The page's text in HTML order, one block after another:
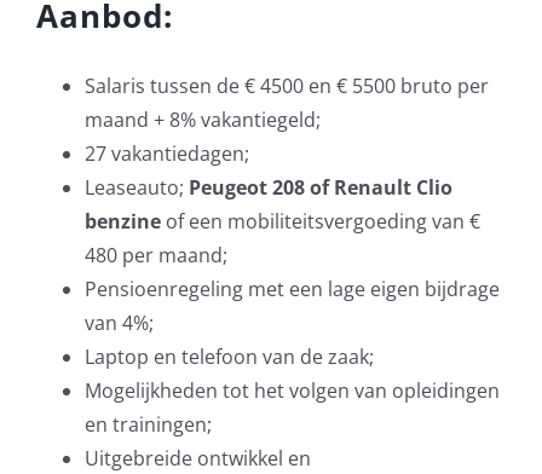
Aanbod:
Salaris tussen de € 4500 en € 5500 bruto per
maand + 8% vakantiegeld;
27 vakantiedagen;
Leaseauto; Peugeot 208 of Renault Clio
benzine of een mobiliteitsvergoeding van €
480 per maand;
Pensioenregeling met een lage eigen bijdrage
van 4%;
Laptop en telefoon van de zaak;
Mogelijkheden tot het volgen van opleidingen
en trainingen;
Uitgebreide ontwikkel en